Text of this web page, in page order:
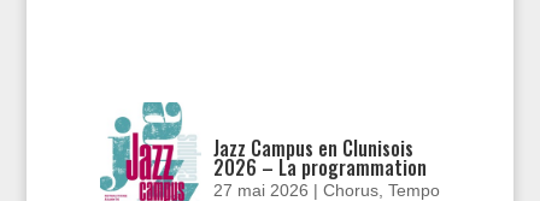
Jazz Campus en Clunisois
2026 – La programmation
27 mai 2026 |Chorus ,Tempo